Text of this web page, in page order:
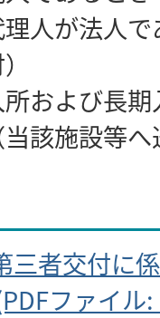
人が法人
および長
該施設等
三者交付に
ファイル